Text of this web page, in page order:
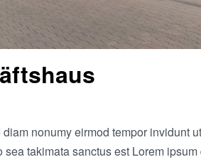
nonumy eirmod tempor
takimata sanctus est Lorem